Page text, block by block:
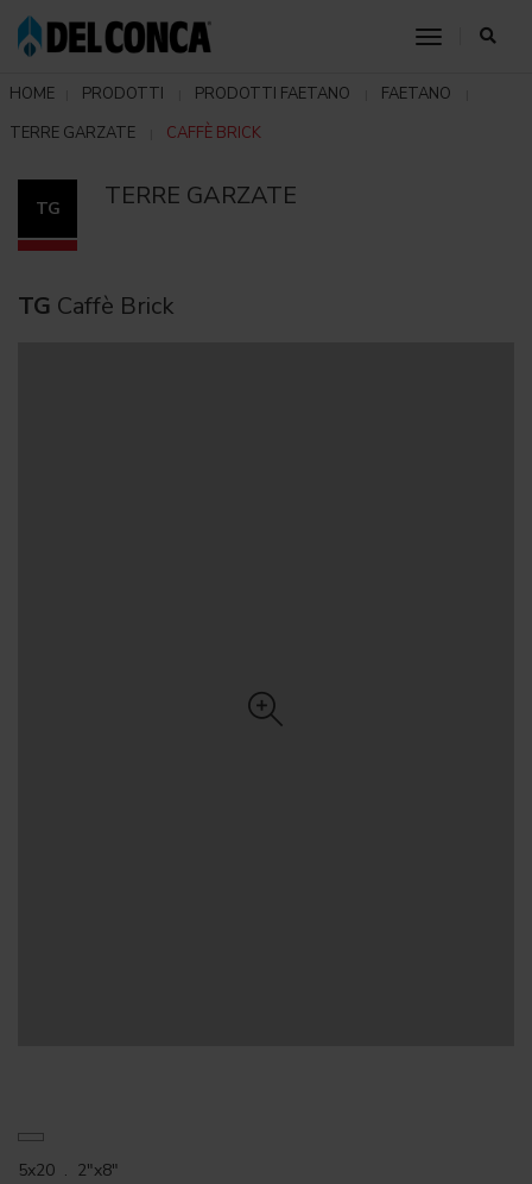
toggle
HOME PRODOTTI PRODOTTI FAETANO
FAETANO
TERRE GARZATE
CAFFÈ BRICK
TG TERRE GARZATE
TG Caffè Brick
5x20 . 2"x8"